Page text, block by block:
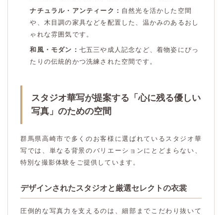
ナチュラル・アンティーク： 自然光を活かした空間
や、木目調の家具などを配置した、温かみのあるおし
ゃれな雰囲気です。
和風・モダン： 七五三や成人記念など、着物姿にぴっ
たりの伝統的かつ洗練された空間です。
スタジオ華写が提案する「心に残る優しい
写真」のための空間
群馬県高崎市で多くのお客様に選ばれているスタジオ華
写では、単なる背景のバリエーションにとどまらない、
特別な撮影体験をご提供しています。
デザインされたスタジオと厳選セレクトの衣裳
圧倒的な写真力を支えるのは、細部までこだわり抜いて